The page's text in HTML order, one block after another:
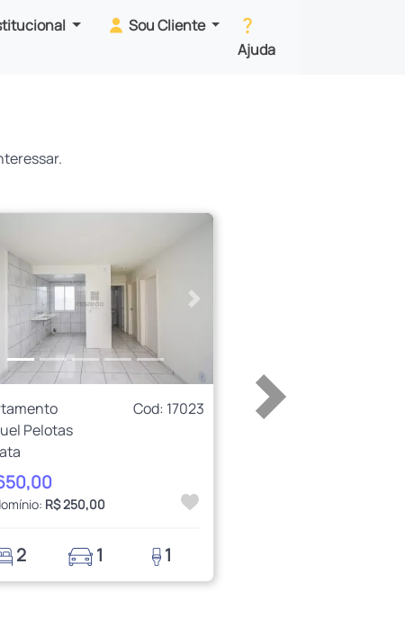
Sou Cliente
Ajuda
Próximo
Cod: 17023
Pelotas
R$ 250,00
2 1 1